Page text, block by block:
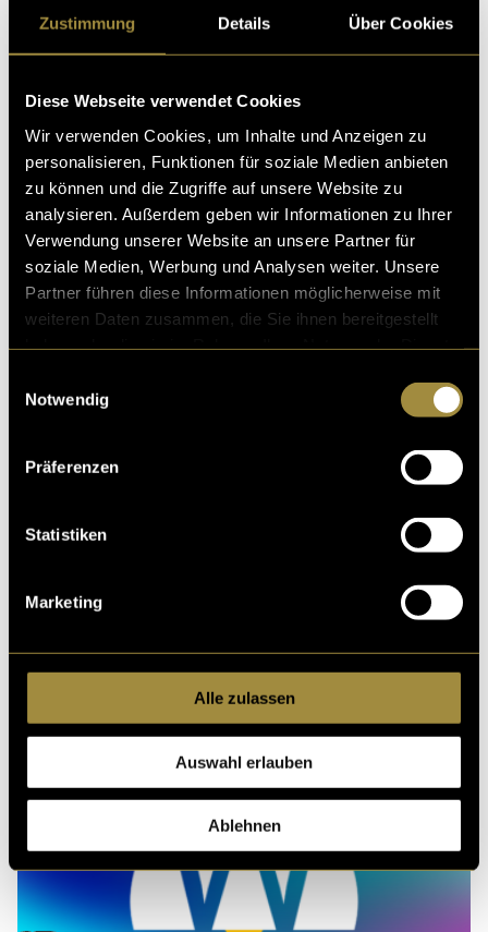
Zustimmung Details Über Cookies
Diese Webseite verwendet Cookies
Wir verwenden Cookies, um Inhalte und Anzeigen zu
personalisieren, Funktionen für soziale Medien anbieten
zu können und die Zugriffe auf unsere Website zu
analysieren. Außerdem geben wir Informationen zu Ihrer
Verwendung unserer Website an unsere Partner für
soziale Medien, Werbung und Analysen weiter. Unsere
Partner führen diese Informationen möglicherweise mit
weiteren Daten zusammen, die Sie ihnen bereitgestellt
Notwendig
Präferenzen
Statistiken
Marketing
Alle zulassen
Auswahl erlauben
Ablehnen
lebendige Bilder zu kreieren. Dieses Projekt war für
mich eine spannende und lehrreiche Erfahrung, die
mein Verständnis für die Zusammenarbeit im
kreativen Bereich vertieft hat.
(vha)
Ähnliche Artikel